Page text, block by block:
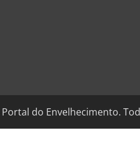
Portal do Envelhecimento.